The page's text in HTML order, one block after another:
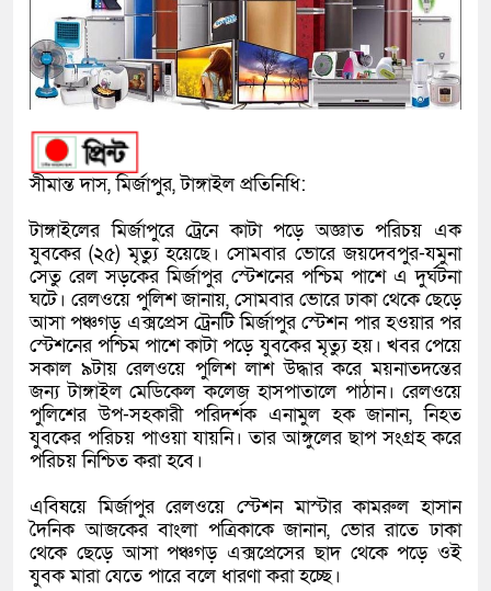
সীমান্ত দাস, মির্জাপুর, টাঙ্গাইল প্রতিনিধি:
‎টাঙ্গাইলের মির্জাপুরে ট্রেনে কাটা পড়ে অজ্ঞাত পরিচয় এক
যুবকের (২৫) মৃত্যু হয়েছে। সোমবার ভোরে জয়দেবপুর-যমুনা
সেতু রেল সড়কের মির্জাপুর স্টেশনের পশ্চিম পাশে এ দুর্ঘটনা
ঘটে। রেলওয়ে পুলিশ জানায়, সোমবার ভোরে ঢাকা থেকে ছেড়ে
আসা পঞ্চগড় এক্সপ্রেস ট্রেনটি মির্জাপুর স্টেশন পার হওয়ার পর
স্টেশনের পশ্চিম পাশে কাটা পড়ে যুবকের মৃত্যু হয়। খবর পেয়ে
সকাল ৯টায় রেলওয়ে পুলিশ লাশ উদ্ধার করে ময়নাতদন্তের
জন্য টাঙ্গাইল মেডিকেল কলেজ হাসপাতালে পাঠান। রেলওয়ে
পুলিশের উপ-সহকারী পরিদর্শক এনামুল হক জানান, নিহত
যুবকের পরিচয় পাওয়া যায়নি। তার আঙ্গুলের ছাপ সংগ্রহ করে
পরিচয় নিশ্চিত করা হবে।
‎এবিষয়ে মির্জাপুর রেলওয়ে স্টেশন মাস্টার কামরুল হাসান
দৈনিক আজকের বাংলা পত্রিকাকে জানান, ভোর রাতে ঢাকা
থেকে ছেড়ে আসা পঞ্চগড় এক্সপ্রেসের ছাদ থেকে পড়ে ওই
যুবক মারা যেতে পারে বলে ধারণা করা হচ্ছে।